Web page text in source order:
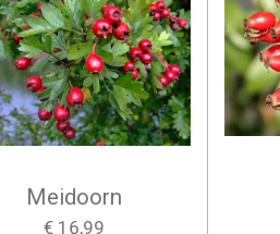
Meidoorn
€ 16,99